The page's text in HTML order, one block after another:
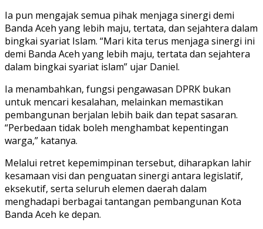
Ia pun mengajak semua pihak menjaga sinergi demi
Banda Aceh yang lebih maju, tertata, dan sejahtera dalam
bingkai syariat Islam. “Mari kita terus menjaga sinergi ini
demi Banda Aceh yang lebih maju, tertata dan sejahtera
dalam bingkai syariat islam” ujar Daniel.
Ia menambahkan, fungsi pengawasan DPRK bukan
untuk mencari kesalahan, melainkan memastikan
pembangunan berjalan lebih baik dan tepat sasaran.
“Perbedaan tidak boleh menghambat kepentingan
warga,” katanya.
Melalui retret kepemimpinan tersebut, diharapkan lahir
kesamaan visi dan penguatan sinergi antara legislatif,
eksekutif, serta seluruh elemen daerah dalam
menghadapi berbagai tantangan pembangunan Kota
Banda Aceh ke depan.